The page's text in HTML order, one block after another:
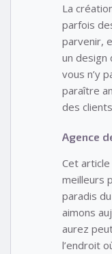
La
parfois
parvenir,
un design
vous n’y
paraître
des
Agence
Cet
meilleurs
paradis
aimons
aurez
l’endroit